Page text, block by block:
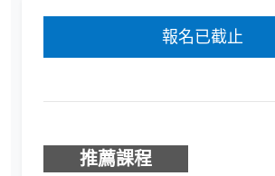
報名已截止
推薦課程